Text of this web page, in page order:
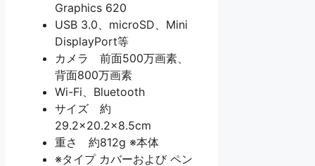
Graphics 620
USB 3.0、microSD、Mini
DisplayPort等
カメラ 前面500万画素、
背面800万画素
Wi-Fi、Bluetooth
サイズ 約
29.2×20.2×8.5cm
重さ 約812g ※本体
※タイプ カバーおよび ペン